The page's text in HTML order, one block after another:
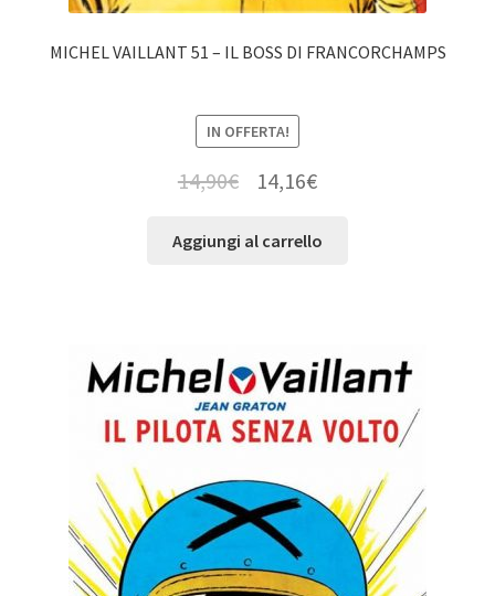
MICHEL VAILLANT 51 – IL BOSS DI FRANCORCHAMPS
IN OFFERTA!
14,90€ 14,16€
Aggiungi al carrello